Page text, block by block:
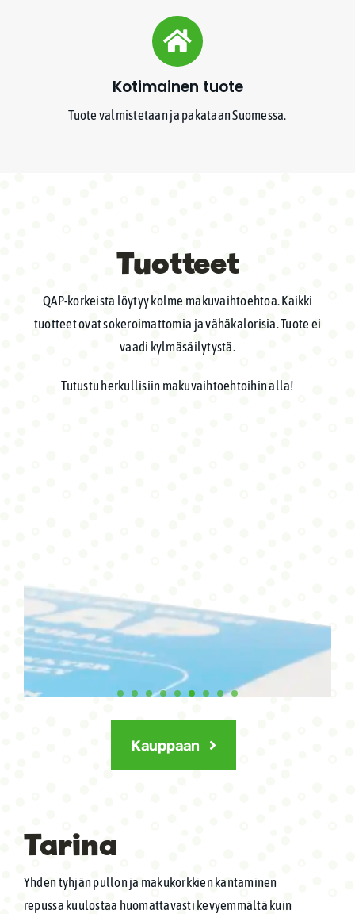
Kotimainen tuote
Tuote valmistetaan ja pakataan Suomessa.
Tuotteet
QAP-korkeista löytyy kolme makuvaihtoehtoa. Kaikki
tuotteet ovat sokeroimattomia ja vähäkalorisia. Tuote ei
vaadi kylmäsäilytystä.
Tutustu herkullisiin makuvaihtoehtoihin alla!
Kauppaan
Tarina
Yhden tyhjän pullon ja makukorkkien kantaminen
repussa kuulostaa huomattavasti kevyemmältä kuin